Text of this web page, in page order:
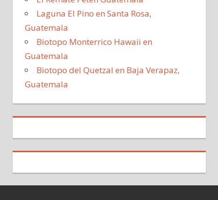
Laguna El Pino en Santa Rosa,
Guatemala
Biotopo Monterrico Hawaii en
Guatemala
Biotopo del Quetzal en Baja Verapaz,
Guatemala